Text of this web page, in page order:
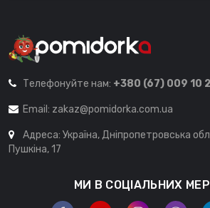
Телефонуйте нам: +380 (67) 009 10
Email: zakaz@pomidorka.com.ua
Адреса: Україна, Дніпропетровська
Пушкіна, 17
МИ В СОЦІАЛЬНИХ